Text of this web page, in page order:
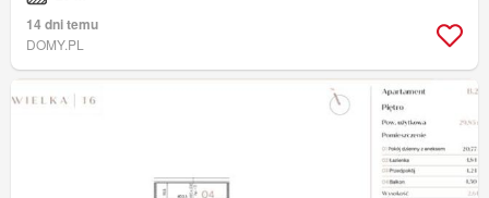
14 dni temu
DOMY.PL